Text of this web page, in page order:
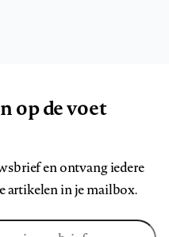
op de voet
en ontvang iedere
artikelen in je mailbox.